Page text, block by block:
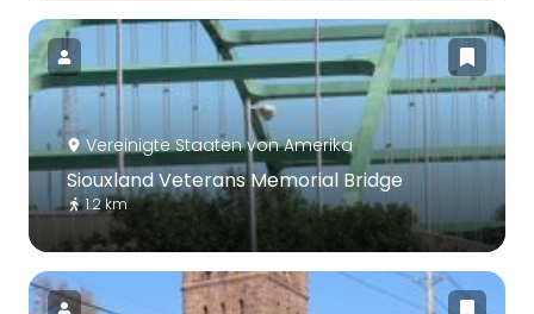
Vereinigte Staaten von Amerika
Siouxland Veterans Memorial Bridge
1.2 km